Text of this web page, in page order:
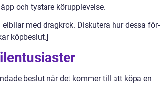
och tystare körupplevelse.
med dragkrok. Diskutera hur dessa för-
köpbeslut.]
beslut när det kommer till att köpa en